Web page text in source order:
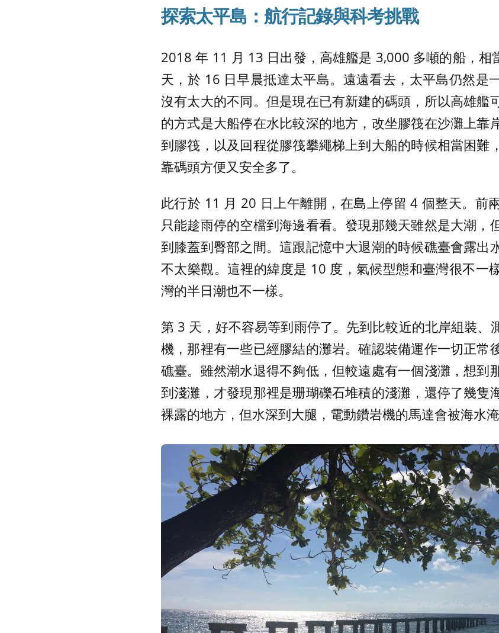
探索太平島：航行記錄與科考挑戰
2018 年 11 月 13 日出發，高雄艦是 3,000 多噸的船，相
天，於 16 日早晨抵達太平島。遠遠看去，太平島仍然是
沒有太大的不同。但是現在已有新建的碼頭，所以高雄艦
的方式是大船停在水比較深的地方，改坐膠筏在沙灘上靠
到膠筏，以及回程從膠筏攀繩梯上到大船的時候相當困難
靠碼頭方便又安全多了。
此行於 11 月 20 日上午離開，在島上停留 4 個整天。前
只能趁雨停的空檔到海邊看看。發現那幾天雖然是大潮，
到膝蓋到臀部之間。這跟記憶中大退潮的時候礁臺會露出
不太樂觀。這裡的緯度是 10 度，氣候型態和臺灣很不一
灣的半日潮也不一樣。
第 3 天，好不容易等到雨停了。先到比較近的北岸組裝、
機，那裡有一些已經膠結的灘岩。確認裝備運作一切正常
礁臺。雖然潮水退得不夠低，但較遠處有一個淺灘，想到
到淺灘，才發現那裡是珊瑚礫石堆積的淺灘，還停了幾隻
裸露的地方，但水深到大腿，電動鑽岩機的馬達會被海水淹